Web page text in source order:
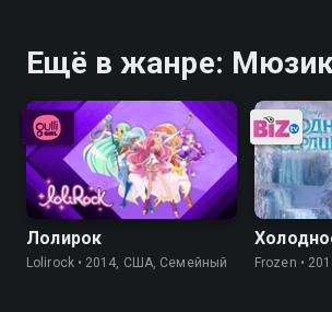
Ещё в жанре:
Лолирок
Lolirock • 2014, США, Семейный Frozen •